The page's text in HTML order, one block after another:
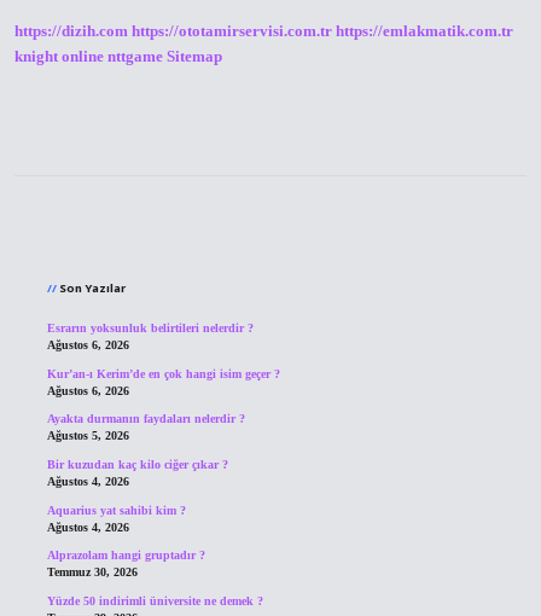
https://dizih.com https://ototamirservisi.com.tr https://emlakmatik.com.tr
knight online nttgame Sitemap
Son Yazılar
Esrarın yoksunluk belirtileri nelerdir ?
Ağustos 6, 2026
Kur’an-ı Kerim’de en çok hangi isim geçer ?
Ağustos 6, 2026
Ayakta durmanın faydaları nelerdir ?
Ağustos 5, 2026
Bir kuzudan kaç kilo ciğer çıkar ?
Ağustos 4, 2026
Aquarius yat sahibi kim ?
Ağustos 4, 2026
Alprazolam hangi gruptadır ?
Temmuz 30, 2026
Yüzde 50 indirimli üniversite ne demek ?